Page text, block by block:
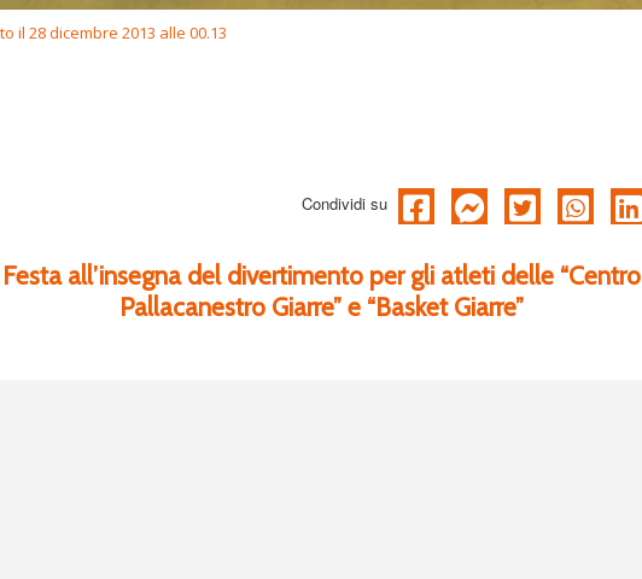
il 28 dicembre 2013 alle 00.13
Condividi su
Festa all’insegna del divertimento per gli atleti delle “Centro
Pallacanestro Giarre” e “Basket Giarre”